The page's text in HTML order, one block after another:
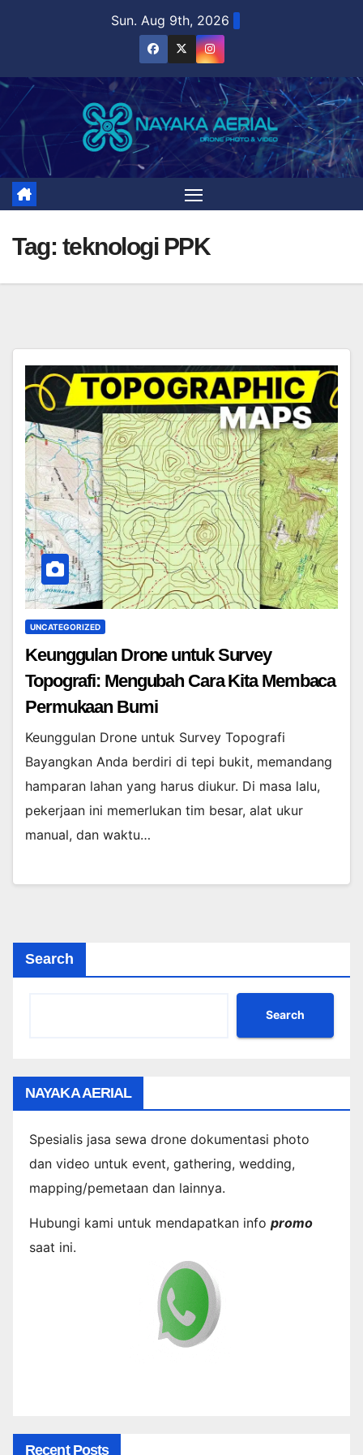
Sun. Aug 9th, 2026
Tag: teknologi PPK
UNCATEGORIZED
Keunggulan Drone untuk Survey
Topografi: Mengubah Cara Kita Membaca
Permukaan Bumi
Keunggulan Drone untuk Survey Topografi
Bayangkan Anda berdiri di tepi bukit, memandang
hamparan lahan yang harus diukur. Di masa lalu,
pekerjaan ini memerlukan tim besar, alat ukur
manual, dan waktu…
Search
Search
NAYAKA AERIAL
Spesialis jasa sewa drone dokumentasi photo
dan video untuk event, gathering, wedding,
mapping/pemetaan dan lainnya.
Hubungi kami untuk mendapatkan info promo
saat ini.
Recent Posts